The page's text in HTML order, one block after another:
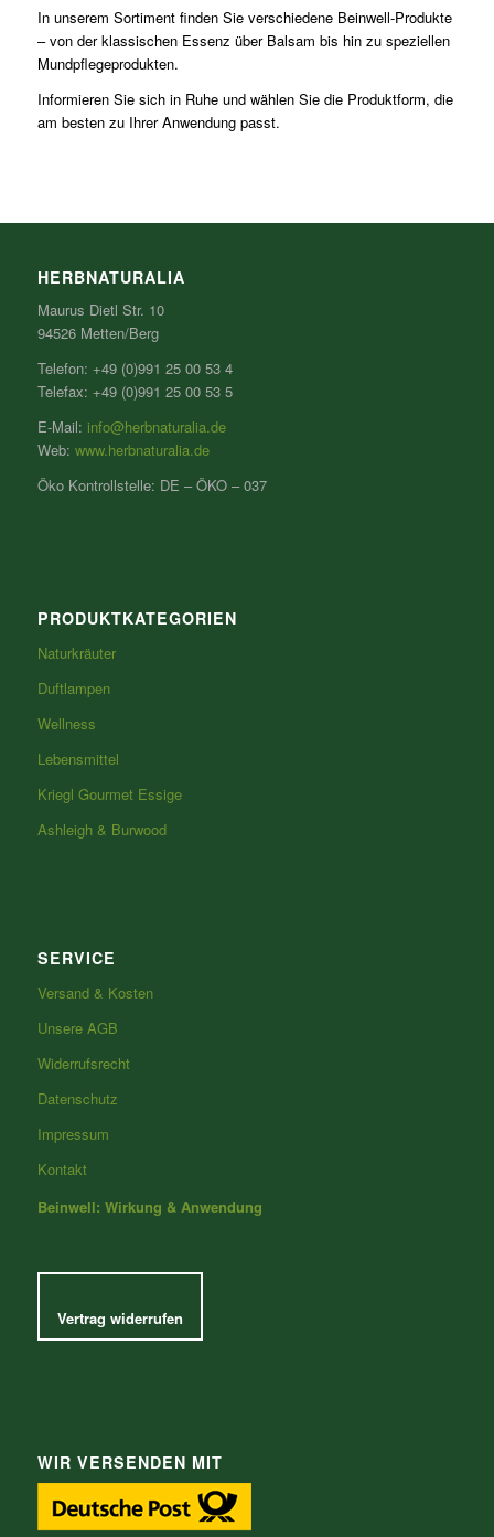
In unserem Sortiment finden Sie verschiedene Beinwell-Produkte
– von der klassischen Essenz über Balsam bis hin zu speziellen
Mundpflegeprodukten.
Informieren Sie sich in Ruhe und wählen Sie die Produktform, die
am besten zu Ihrer Anwendung passt.
HERBNATURALIA
Maurus Dietl Str. 10
94526 Metten/Berg
Telefon: +49 (0)991 25 00 53 4
Telefax: +49 (0)991 25 00 53 5
E-Mail: info@herbnaturalia.de
Web: www.herbnaturalia.de
Öko Kontrollstelle: DE – ÖKO – 037
PRODUKTKATEGORIEN
Naturkräuter
Duftlampen
Wellness
Lebensmittel
Kriegl Gourmet Essige
Ashleigh & Burwood
SERVICE
Versand & Kosten
Unsere AGB
Widerrufsrecht
Datenschutz
Impressum
Kontakt
Beinwell: Wirkung & Anwendung
Vertrag widerrufen
WIR VERSENDEN MIT